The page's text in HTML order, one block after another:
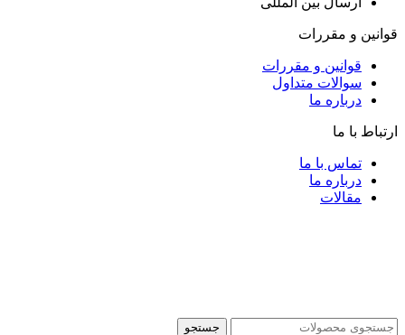
قوانین و مقررات
قوانین و مقررات
سوالات متداول
درباره ما
ارتباط با ما
تماس با ما
درباره ما
مقالات
جستجو